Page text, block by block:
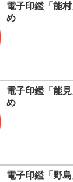
電子印鑑「能
め
電子印鑑「能
め
電子印鑑「野